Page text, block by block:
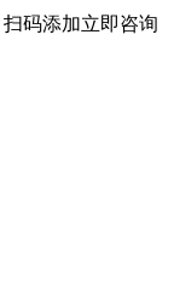
扫码添加立即咨询